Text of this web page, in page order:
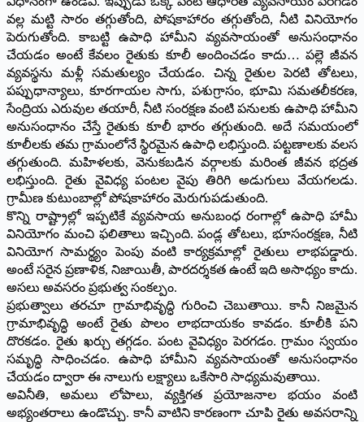
వల్ల మట్టి సారం తగ్గుతోంది, పోషకాహారం తగ్గుతోంది, నీటి వినియోగం
పెరుగుతోంది. కాబట్టి ఉపాధి హామీని వ్యవసాయంతో అనుసంధానం
చేయడం అంటే కేవలం రైతుకు కూలీ అందించడం కాదు… పల్లె జీవన
వ్యవస్థను మళ్లీ సమతుల్యం చేయడం. చిన్న రైతుల పెరటి తోటలు,
పప్పుధాన్యాలు, కూరగాయల సాగు, పశుగ్రాసం, భూమి సమతలీకరణ,
సేంద్రియ ఎరువుల తయారీ, నీటి సంరక్షణ వంటి పనులకు ఉపాధి హామీని
అనుసంధానం చేస్తే రైతుకు కూలీ భారం తగ్గుతుంది. అదే సమయంలో
కూలీలకు తమ గ్రామంలోనే స్థిరమైన ఉపాధి లభిస్తుంది. పట్టణాలకు వలస
తగ్గుతుంది. మహిళలకు, వెనుకబడిన వర్గాలకు మరింత జీవన భద్రత
లభిస్తుంది. రైతు వైవిధ్య పంటల వైపు తిరిగి అడుగులు వేయగలడు.
గ్రామీణ కుటుంబాల్లో పోషకాహారం మెరుగుపడుతుంది.
కొన్ని రాష్ట్రాల్లో ఇప్పటికే వ్యవసాయ అనుబంధ రంగాల్లో ఉపాధి హామీ
వినియోగం మంచి ఫలితాలు ఇచ్చింది. పండ్ల తోటలు, భూసంరక్షణ, నీటి
వినియోగ సామర్థ్యం పెంపు వంటి కార్యక్రమాల్లో రైతులు లాభపడ్డారు.
అంటే సరైన ప్రణాళిక, నిజాయితీ, పారదర్శకత ఉంటే ఇది అసాధ్యం కాదు.
అసలు అవసరం ప్రభుత్వ సంకల్పం.
ప్రభుత్వాలు తరచూ గ్రామాభివృద్ధి గురించి చెబుతాయి. కానీ నిజమైన
గ్రామాభివృద్ధి అంటే రైతు పొలం లాభదాయకం కావడం. కూలీకి పని
దొరకడం. రైతు ఖర్చు తగ్గడం. పంట వైవిధ్యం పెరగడం. గ్రామం స్వయం
సమృద్ధి సాధించడం. ఉపాధి హామీని వ్యవసాయంతో అనుసంధానం
చేయడం ద్వారా ఈ నాలుగు లక్ష్యాలు ఒకేసారి సాధ్యమవుతాయి.
అవినీతి, అమలు లోపాలు, వ్యక్తిగత ప్రయోజనాల భయం వంటి
అభ్యంతరాలు ఉండొచ్చు. కానీ వాటిని కారణంగా చూపి రైతు అవసరాన్ని